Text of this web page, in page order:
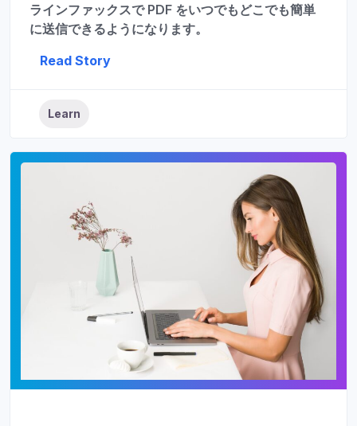
ラインファックスで PDF をいつでもどこでも簡単
に送信できるようになります。
Read Story
Learn